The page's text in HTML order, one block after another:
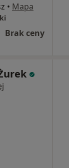
• Mapa
Brak ceny